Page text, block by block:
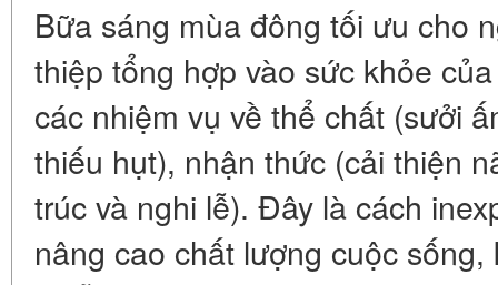
Bữa sáng mùa đông tối ưu cho
thiệp tổng hợp vào sức khỏe
các nhiệm vụ về thể chất (sưởi
thiếu hụt), nhận thức (cải thiện
trúc và nghi lễ). Đây là cách
nâng cao chất lượng cuộc